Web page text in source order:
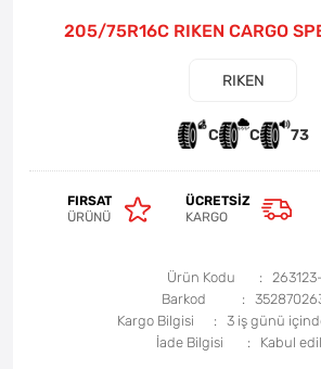
205/75R16C RIKEN CARGO
RIKEN
C C 73
FIRSAT
ÜRÜNÜ
ÜCRETSIZ
KARGO
Ürün Kodu
Barkod
Kargo Bilgisi
3 iş günü
İade Bilgisi